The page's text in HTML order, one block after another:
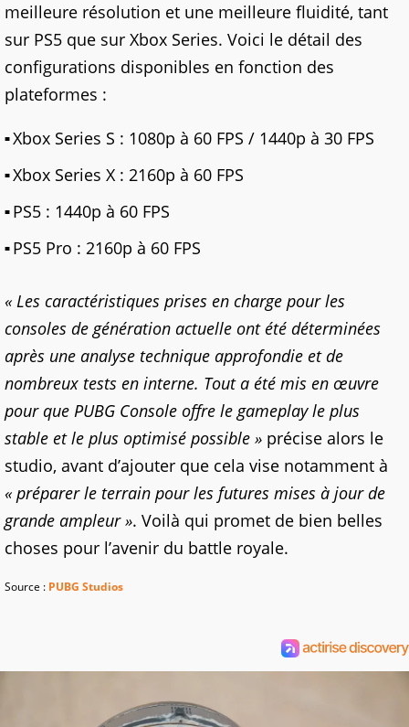
meilleure résolution et une meilleure fluidité, tant
sur PS5 que sur Xbox Series. Voici le détail des
configurations disponibles en fonction des
plateformes :
Xbox Series S : 1080p à 60 FPS / 1440p à 30 FPS
Xbox Series X : 2160p à 60 FPS
PS5 : 1440p à 60 FPS
PS5 Pro : 2160p à 60 FPS
« Les caractéristiques prises en charge pour les
consoles de génération actuelle ont été déterminées
après une analyse technique approfondie et de
nombreux tests en interne. Tout a été mis en œuvre
pour que PUBG Console offre le gameplay le plus
stable et le plus optimisé possible » précise alors le
studio, avant d’ajouter que cela vise notamment à
« préparer le terrain pour les futures mises à jour de
grande ampleur ». Voilà qui promet de bien belles
choses pour l’avenir du battle royale.
Source : PUBG Studios